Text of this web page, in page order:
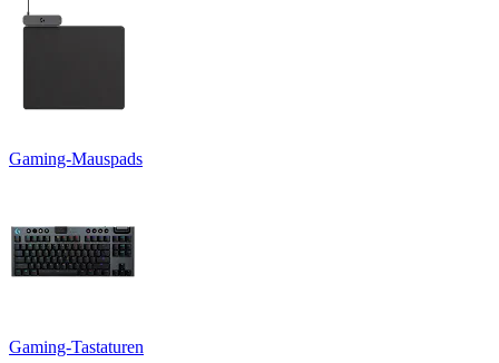
Gaming-Mauspads
Gaming-Tastaturen